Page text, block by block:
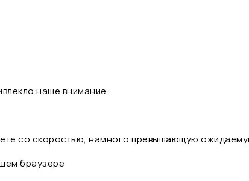
наше внимание.
со скоростью, намного превышающую
браузере